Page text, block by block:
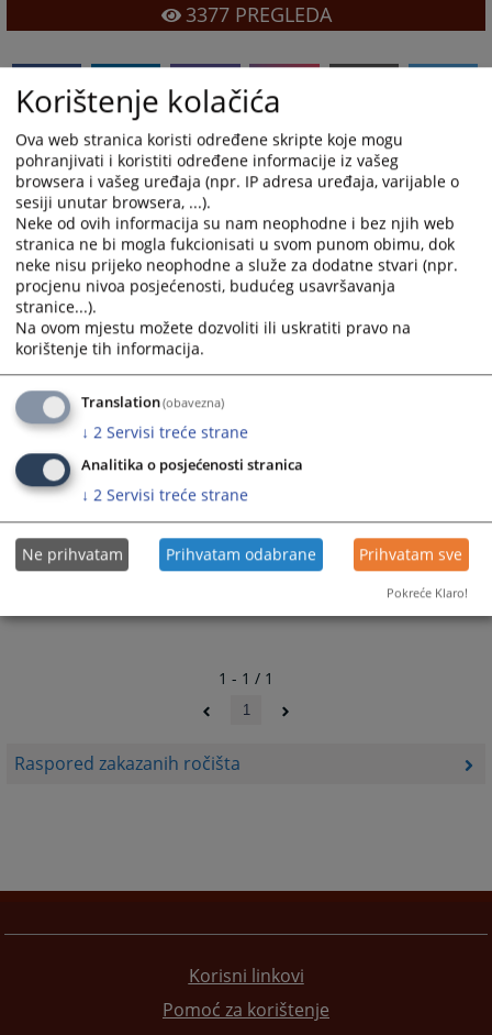
Raspored zakazanih ročišta
3377PREGLEDA
Linkovi
Raspored suđenja
Prateći dokumenti
Raspored suđenja 01.08.2025 - 31.08.2025
Raspored suđenja 01.09.2025 - 30.09.2025
Raspored suđenja 01.10.2025 - 31.10.2025
1 - 1 / 1
1
Korisni linkovi
Pomoć za korištenje
Korištenje kolačića
Ova web stranica koristi određene skripte koje mogu
pohranjivati i koristiti određene informacije iz vašeg
browsera i vašeg uređaja (npr. IP adresa uređaja, varijable o
sesiji unutar browsera, ...).
Neke od ovih informacija su nam neophodne i bez njih web
stranica ne bi mogla fukcionisati u svom punom obimu, dok
neke nisu prijeko neophodne a služe za dodatne stvari (npr.
procjenu nivoa posjećenosti, budućeg usavršavanja
stranice...).
Na ovom mjestu možete dozvoliti ili uskratiti pravo na
korištenje tih informacija.
Translation(obavezna)
↓ 2 Servisi treće strane
Analitika o posjećenosti stranica
↓ 2 Servisi treće strane
Ne prihvatam Prihvatam odabrane Prihvatam sve
Pokreće Klaro!